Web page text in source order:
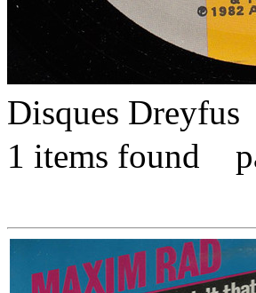
Disques Dreyfus
1 items found